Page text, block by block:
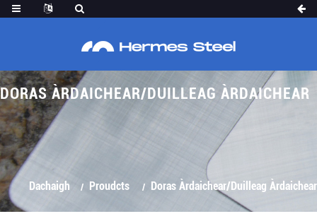
DORAS ÀRDAICHEAR/DUILLEAG ÀRDAICHEAR
Dachaigh Proudcts Doras Àrdaichear/Duilleag Àrdaichear